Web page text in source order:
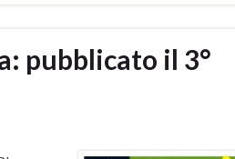
pubblicato il 3°